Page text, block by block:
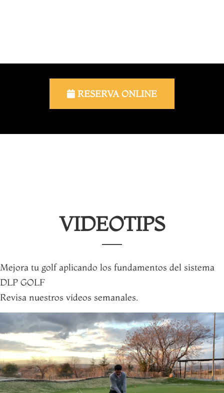
RESERVA ONLINE
VIDEOTIPS
Mejora tu golf aplicando los fundamentos del sistema
DLP GOLF
Revisa nuestros vídeos semanales.